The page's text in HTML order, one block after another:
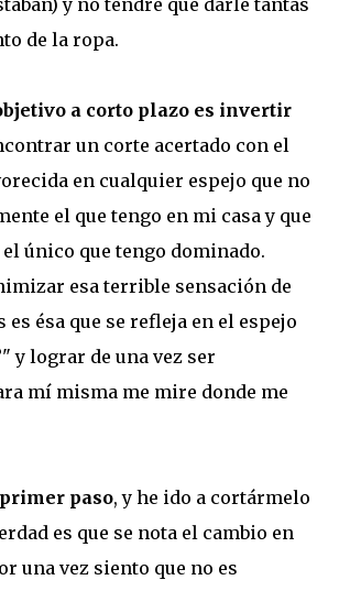
y no tendré que darle tantas
de la ropa.
a corto plazo es invertir
un corte acertado con el
en cualquier espejo que no
el que tengo en mi casa y que
único que tengo dominado.
esa terrible sensación de
es ésa que se refleja en el espejo
y lograr de una vez ser
mí misma me mire donde me
paso, y he ido a cortármelo
es que se nota el cambio en
una vez siento que no es